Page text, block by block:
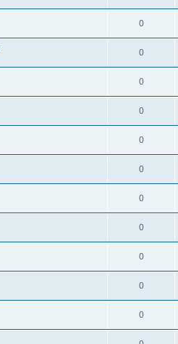
0
0
0
0
0
0
0
0
0
0
0